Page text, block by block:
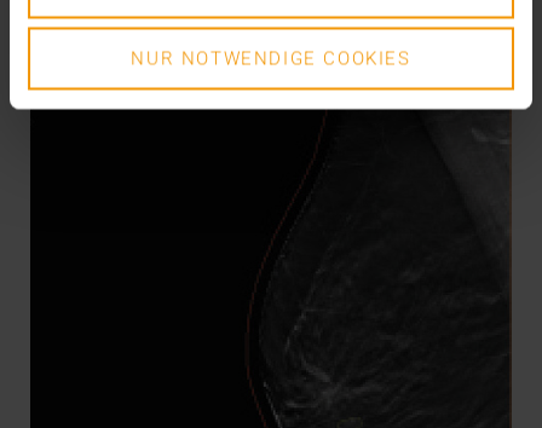
NUR NOTWENDIGE COOKIES